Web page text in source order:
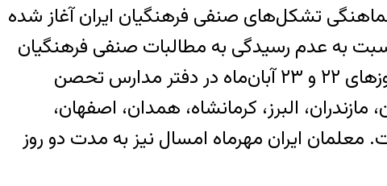
تشکل‌های صنفی فرهنگیان ایران آغاز شده
به عدم رسیدگی به مطالبات صنفی فرهنگیان
از سوی مسئولان در قوای سه‌گانه اعتراض کرده و از فرهنگیان کشور درخواست کرده بود تا در روزهای ۲۲ و ۲۳ آبان‌ماه در دفتر مدارس تحصن
البرز، کرمانشاه، همدان، اصفهان،
معلمان ایران مهرماه امسال نیز به مدت دو روز